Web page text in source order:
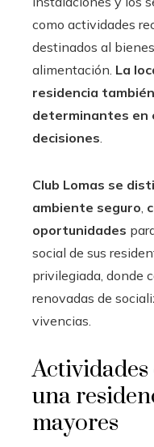
como actividades
destinados al
alimentación. La
residencia
determinantes en
decisiones.
Club Lomas se
ambiente seguro,
oportunidades
social de sus
privilegiada, donde
renovadas de
vivencias.
una
mayores